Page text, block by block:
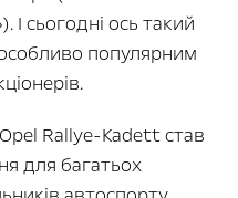
І сьогодні ось такий
популярним
Rallye-Kadett став
для багатьох